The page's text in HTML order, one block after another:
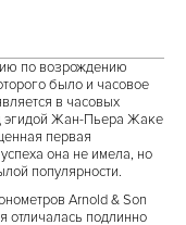
по возрождению
было и часовое
в часовых
эгидой Жан-Пьера Жаке
первая
она не имела, но
популярности.
Arnold & Son
отличалась подлинно